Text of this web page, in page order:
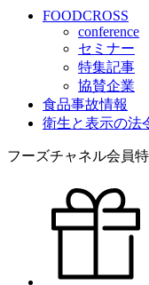
FOODCROSS
conference
セミナー
特集記事
協賛企業
食品事故情報
衛生と表示の法
フーズチャネル会員